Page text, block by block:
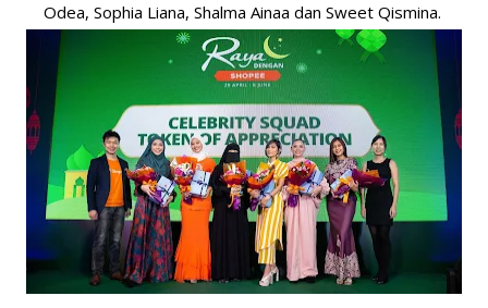
Odea, Sophia Liana, Shalma Ainaa dan Sweet Qismina.